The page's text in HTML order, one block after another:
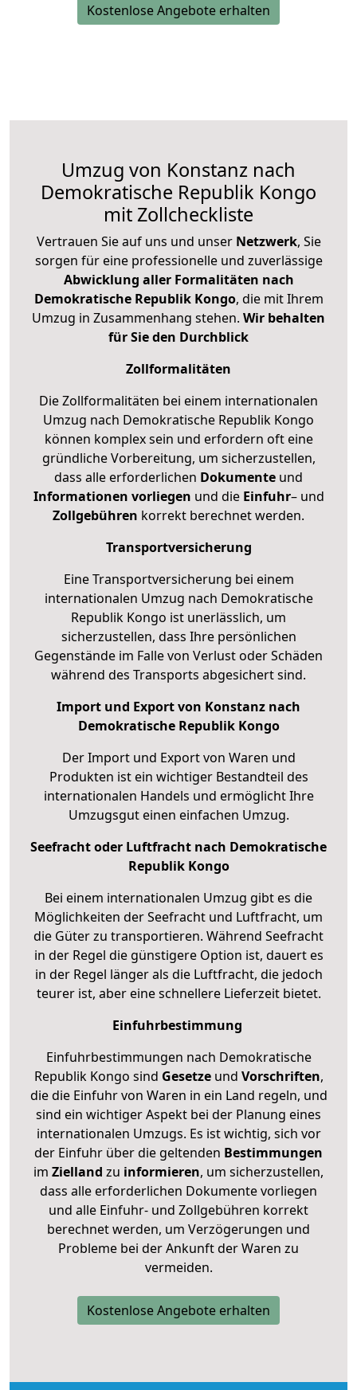
Kostenlose Angebote erhalten
Umzug von Konstanz nach
Demokratische Republik Kongo
mit Zollcheckliste
Vertrauen Sie auf uns und unser Netzwerk, Sie
sorgen für eine professionelle und zuverlässige
Abwicklung aller Formalitäten nach
Demokratische Republik Kongo, die mit Ihrem
Umzug in Zusammenhang stehen. Wir behalten
für Sie den Durchblick
Zollformalitäten
Die Zollformalitäten bei einem internationalen
Umzug nach Demokratische Republik Kongo
können komplex sein und erfordern oft eine
gründliche Vorbereitung, um sicherzustellen,
dass alle erforderlichen Dokumente und
Informationen vorliegen und die Einfuhr– und
Zollgebühren korrekt berechnet werden.
Transportversicherung
Eine Transportversicherung bei einem
internationalen Umzug nach Demokratische
Republik Kongo ist unerlässlich, um
sicherzustellen, dass Ihre persönlichen
Gegenstände im Falle von Verlust oder Schäden
während des Transports abgesichert sind.
Import und Export von Konstanz nach
Demokratische Republik Kongo
Der Import und Export von Waren und
Produkten ist ein wichtiger Bestandteil des
internationalen Handels und ermöglicht Ihre
Umzugsgut einen einfachen Umzug.
Seefracht oder Luftfracht nach Demokratische
Republik Kongo
Bei einem internationalen Umzug gibt es die
Möglichkeiten der Seefracht und Luftfracht, um
die Güter zu transportieren. Während Seefracht
in der Regel die günstigere Option ist, dauert es
in der Regel länger als die Luftfracht, die jedoch
teurer ist, aber eine schnellere Lieferzeit bietet.
Einfuhrbestimmung
Einfuhrbestimmungen nach Demokratische
Republik Kongo sind Gesetzeund Vorschriften,
die die Einfuhr von Waren in ein Land regeln, und
sind ein wichtiger Aspekt bei der Planung eines
internationalen Umzugs. Es ist wichtig, sich vor
der Einfuhr über die geltenden Bestimmungen
im Zielland zu informieren, um sicherzustellen,
dass alle erforderlichen Dokumente vorliegen
und alle Einfuhr- und Zollgebühren korrekt
berechnet werden, um Verzögerungen und
Probleme bei der Ankunft der Waren zu
vermeiden.
Kostenlose Angebote erhalten